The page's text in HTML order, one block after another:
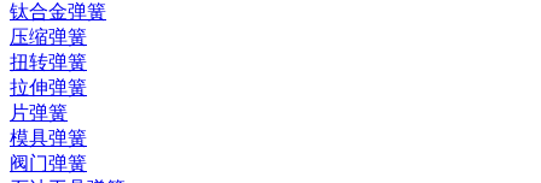
钛合金弹簧
压缩弹簧
扭转弹簧
拉伸弹簧
片弹簧
模具弹簧
阀门弹簧